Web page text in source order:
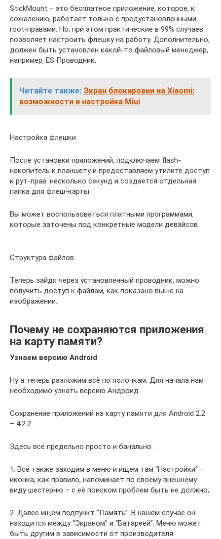
StickMount – это бесплатное приложение, которое, к
сожалению, работает только с предустановленными
root-правами. Но, при этом практические в 99% случаев
позволяет настроить флешку на работу. Дополнительно,
должен быть установлен какой-то файловый менеджер,
например, ES Проводник.
Читайте также: Экран блокировки на Xiaomi:
возможности и настройка Miui
Настройка флешки
После установки приложений, подключаем flash-
накопитель к планшету и предоставляем утилите доступ
к рут-прав: несколько секунд и создается отдельная
папка для флеш-карты.
Вы может воспользоваться платными программами,
которые заточены под конкретные модели девайсов.
Структура файлов
Теперь зайдя через установленный проводник, можно
получить доступ к файлам, как показано выше на
изображении.
Почему не сохраняются приложения
на карту памяти?
Узнаем версию Android
Ну а теперь разложим всё по полочкам. Для начала нам
необходимо узнать версию Андроид.
Сохранение приложений на карту памяти для Android 2.2
– 4.2.2
Здесь всё предельно просто и банально:
1. Всё также заходим в меню и ищем там “Настройки” –
иконка, как правило, напоминает по своему внешнему
виду шестерню – с её поиском проблем быть не должно;
2. Далее ищем подпункт “Память”. В нашем случае он
находится между “Экраном” и “Батареей”. Меню может
быть другим в зависимости от производителя